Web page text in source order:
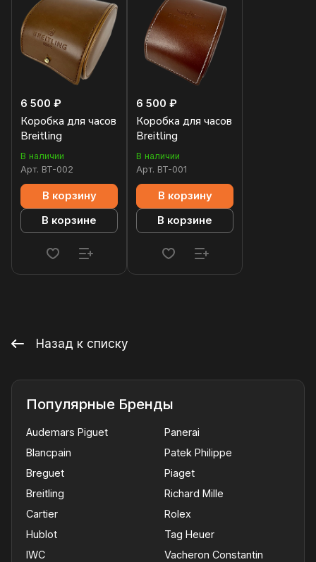
6 500 ₽
Коробка для часов
Breitling
В наличии
Арт. BT-002
В корзину
В корзине
6 500 ₽
Коробка для часов
Breitling
В наличии
Арт. BT-001
В корзину
В корзине
Назад к списку
Популярные Бренды
Audemars Piguet
Blancpain
Breguet
Breitling
Cartier
Hublot
IWC
Panerai
Patek Philippe
Piaget
Richard Mille
Rolex
Tag Heuer
Vacheron Constantin